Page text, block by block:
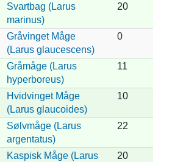
Svartbag (Larus
marinus)
20
Gråvinget Måge
(Larus glaucescens)
0
Gråmåge (Larus
hyperboreus)
11
Hvidvinget Måge
(Larus glaucoides)
10
Sølvmåge (Larus
argentatus)
22
Kaspisk Måge (Larus
20